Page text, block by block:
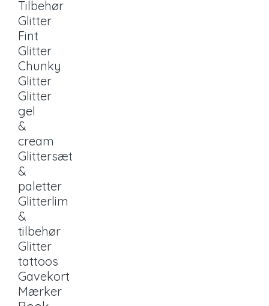
Tilbehør
Glitter
Fint
Glitter
Chunky
Glitter
Glitter
gel
&
cream
Glittersæt
&
paletter
Glitterlim
&
tilbehør
Glitter
tattoos
Gavekort
Mærker